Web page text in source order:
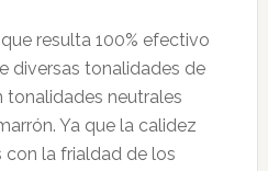
resulta 100% efectivo
diversas tonalidades de
tonalidades neutrales
Ya que la calidez
la frialdad de los